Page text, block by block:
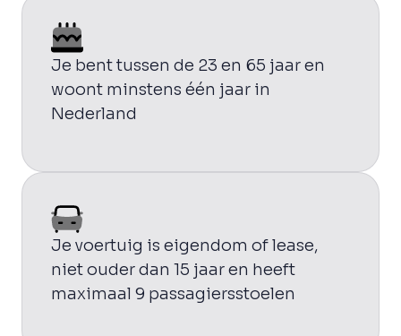
Je bent tussen de 23 en 65 jaar en
woont minstens één jaar in
Nederland
Je voertuig is eigendom of lease,
niet ouder dan 15 jaar en heeft
maximaal 9 passagiersstoelen